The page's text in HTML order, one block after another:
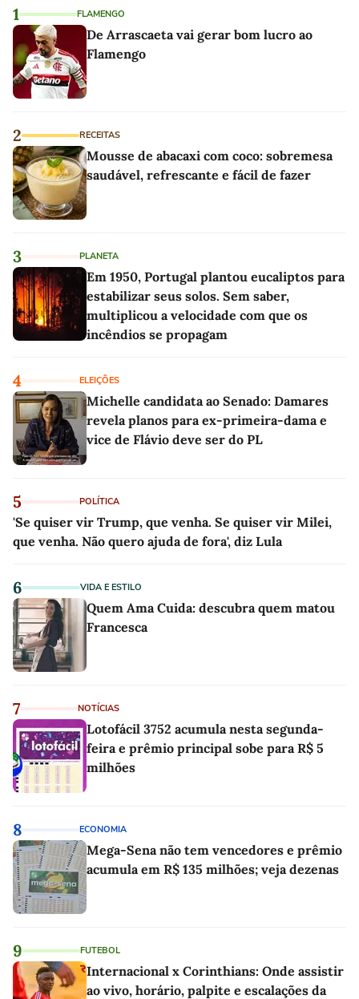
1 FLAMENGO
De Arrascaeta vai gerar bom lucro ao
Flamengo
2 RECEITAS
Mousse de abacaxi com coco: sobremesa
saudável, refrescante e fácil de fazer
3 PLANETA
Em 1950, Portugal plantou eucaliptos para
estabilizar seus solos. Sem saber,
multiplicou a velocidade com que os
incêndios se propagam
4 ELEIÇÕES
Michelle candidata ao Senado: Damares
revela planos para ex-primeira-dama e
vice de Flávio deve ser do PL
5 POLÍTICA
'Se quiser vir Trump, que venha. Se quiser vir Milei,
que venha. Não quero ajuda de fora', diz Lula
6 VIDA E ESTILO
Quem Ama Cuida: descubra quem matou
Francesca
7 NOTÍCIAS
Lotofácil 3752 acumula nesta segunda-
feira e prêmio principal sobe para R$ 5
milhões
8 ECONOMIA
Mega-Sena não tem vencedores e prêmio
acumula em R$ 135 milhões; veja dezenas
9 FUTEBOL
Internacional x Corinthians: Onde assistir
ao vivo, horário, palpite e escalações da